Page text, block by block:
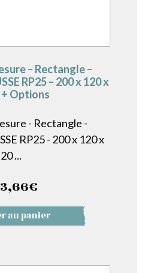
– Rectangle –
RP25 – 200 x 120 x
+ Options
- Rectangle -
RP25 - 200 x 120 x
20 ...
€
au panier